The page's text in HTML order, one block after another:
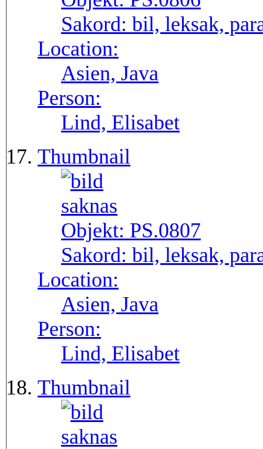
Sakord: bil, leksak,
Location:
Asien, Java
Person:
Lind, Elisabet
Thumbnail
Objekt: PS.0807
Sakord: bil, leksak,
Location:
Asien, Java
Person:
Lind, Elisabet
Thumbnail